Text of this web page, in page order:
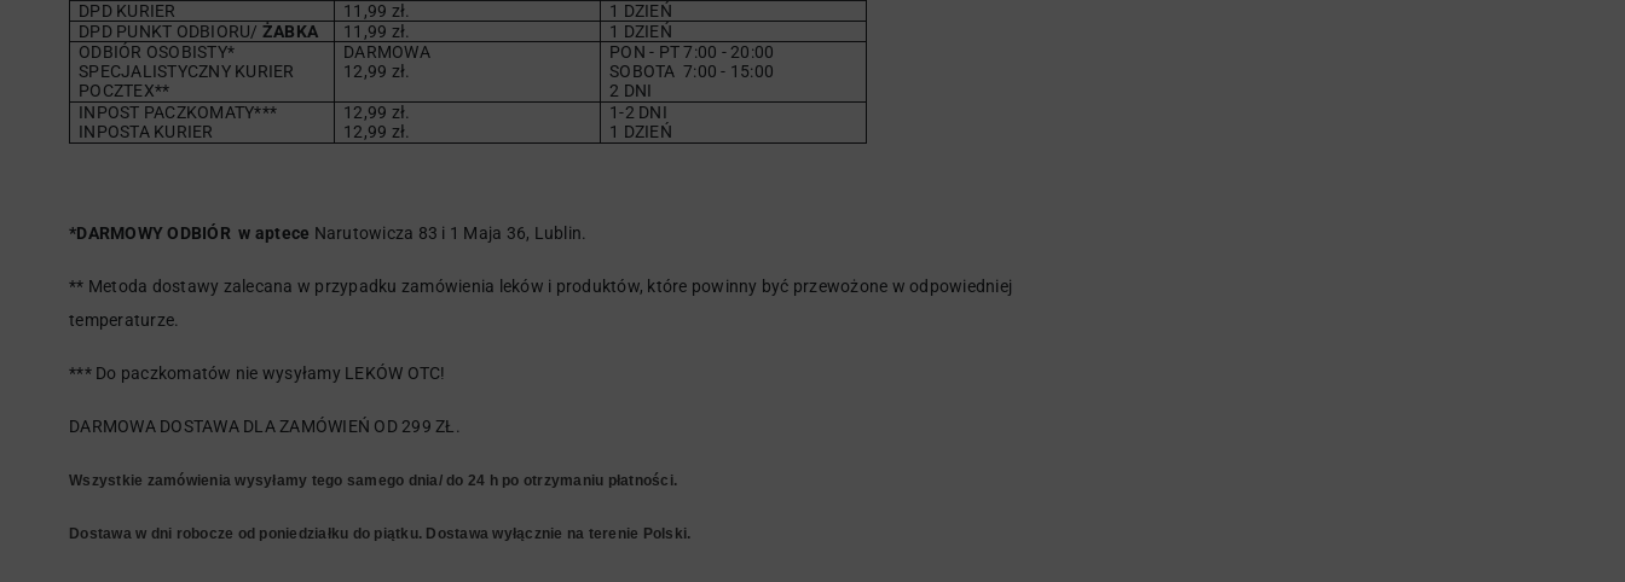
DPD KURIER 11,99 zł.
1 DZIEŃ
DPD PUNKT ODBIORU/ ŻABKA 11,99 zł.
1 DZIEŃ
ODBIÓR OSOBISTY*
SPECJALISTYCZNY KURIER
POCZTEX**
DARMOWA
12,99 zł.
PON - PT 7:00 - 20:00
SOBOTA 7:00 - 15:00
2 DNI
INPOST PACZKOMATY***
INPOSTA KURIER
12,99 zł.
12,99 zł.
1-2 DNI
1 DZIEŃ
*DARMOWY ODBIÓR w aptece Narutowicza 83 i 1 Maja 36, Lublin.
** Metoda dostawy zalecana w przypadku zamówienia leków i produktów, które powinny być przewożone w odpowiedniej
temperaturze.
*** Do paczkomatów nie wysyłamy LEKÓW OTC!
DARMOWA DOSTAWA DLA ZAMÓWIEŃ OD 299 ZŁ.
Wszystkie zamówienia wysyłamy tego samego dnia/ do 24 h po otrzymaniu płatności.
Dostawa w dni robocze od poniedziałku do piątku. Dostawa wyłącznie na terenie Polski.